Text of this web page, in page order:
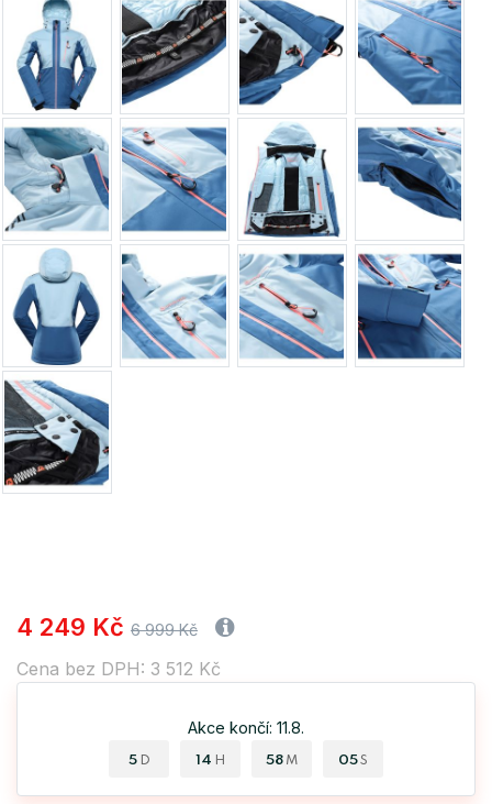
4 249 Kč 6 999 Kč
Cena bez DPH: 3 512 Kč
Akce končí: 11.8.
5 D 14 H 58 M 05S